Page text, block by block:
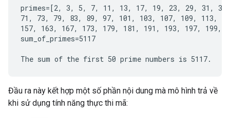
primes=[2, 3, 5, 7, 11, 13, 17, 19, 23, 29, 31,
71, 73, 79, 83, 89, 97, 101, 103, 107, 109, 113,
157, 163, 167, 173, 179, 181, 191, 193, 197, 199,
sum_of_primes=5117
Đầu ra này kết hợp một số phần nội dung mà mô hình trả về
khi sử dụng tính năng thực thi mã: